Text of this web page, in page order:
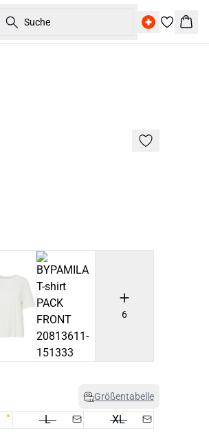
Suche
6
Größentabelle
L
XL